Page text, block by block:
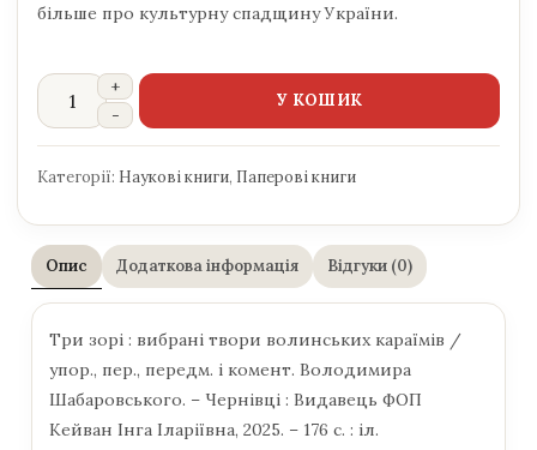
більше про культурну спадщину України.
У КОШИК
Категорії: Наукові книги, Паперові книги
Опис Додаткова інформація Відгуки (0)
Три зорі : вибрані твори волинських караїмів /
упор., пер., передм. і комент. Володимира
Шабаровського. – Чернівці : Видавець ФОП
Кейван Інга Іларіївна, 2025. – 176 с. : іл.